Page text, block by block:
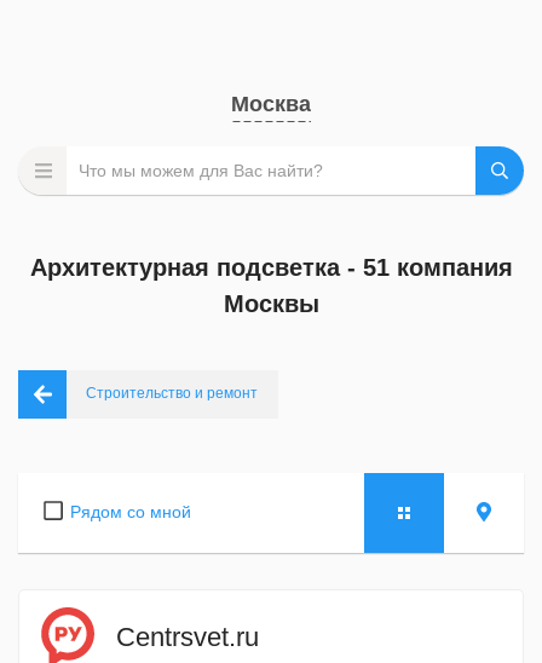
Москва
Архитектурная подсветка - 51 компания
Москвы
Строительство и ремонт
Рядом со мной
Centrsvet.ru